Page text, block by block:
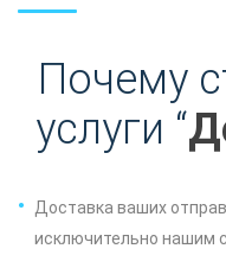
Почему
услуги “
Доставка ваших
исключительно нашим